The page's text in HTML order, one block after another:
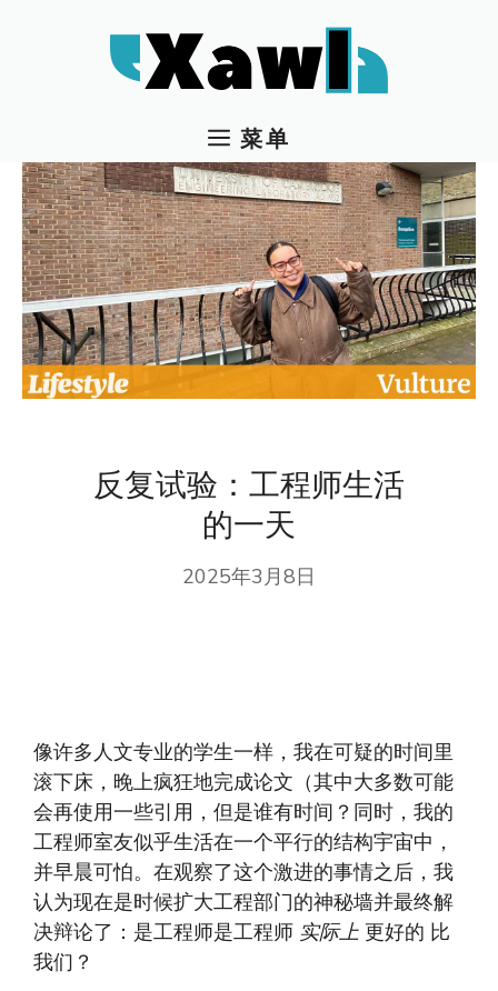
菜单
反复试验：工程师生活
的一天
2025年3月8日
像许多人文专业的学生一样，我在可疑的时间里
滚下床，晚上疯狂地完成论文（其中大多数可能
会再使用一些引用，但是谁有时间？同时，我的
工程师室友似乎生活在一个平行的结构宇宙中，
并早晨可怕。在观察了这个激进的事情之后，我
认为现在是时候扩大工程部门的神秘墙并最终解
决辩论了：是工程师是工程师 实际上 更好的 比
我们？